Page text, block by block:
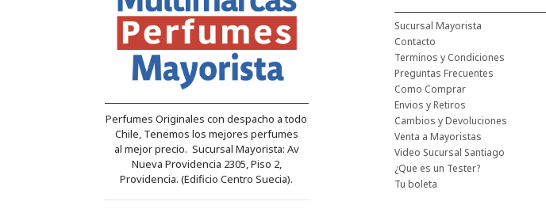
Perfumes Originales con despacho a todo
Chile, Tenemos los mejores perfumes
al mejor precio. Sucursal Mayorista: Av
Nueva Providencia 2305, Piso 2,
Providencia. (Edificio Centro Suecia).
Sucursal Mayorista
Contacto
Terminos y Condiciones
Preguntas Frecuentes
Como Comprar
Envios y Retiros
Cambios y Devoluciones
Venta a Mayoristas
Video Sucursal Santiago
¿Que es un Tester?
Tu boleta